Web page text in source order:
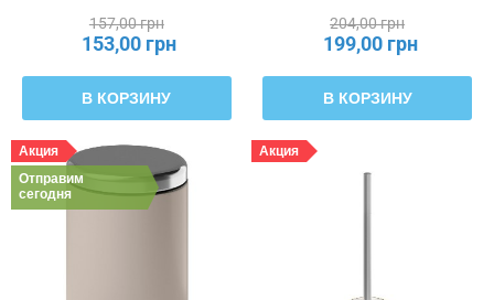
157,00 грн
153,00 грн
В КОРЗИНУ
204,00 грн
199,00 грн
В КОРЗИНУ
Акция
Отправим
сегодня
Акция